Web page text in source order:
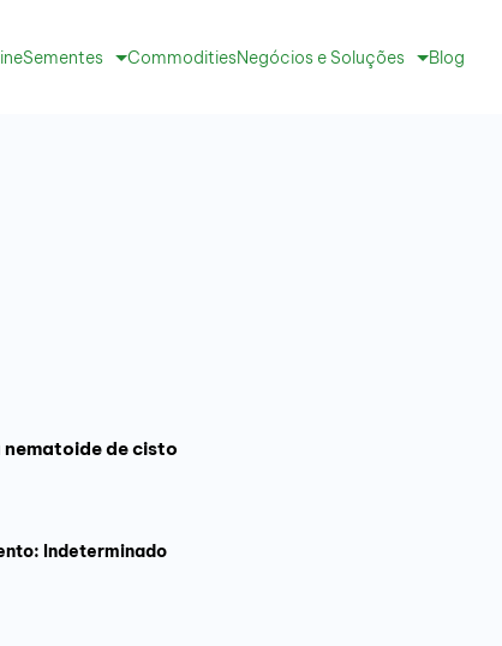
Sementes CommoditiesNegócios e Soluções Blog
de cisto
Indeterminado